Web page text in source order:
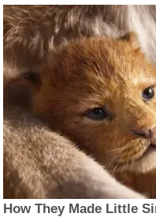
How They Made Little